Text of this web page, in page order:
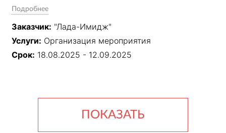
тест-драйвы LADA, автослалом и дрифт-шоу с
день гала-ужином с интерактивами,
выступлением кавер-группы и видеомэппингом.
Проект усилил вовлечённость команды и
Подробнее
Заказчик: "Лада-Имидж"
Услуги: Организация мероприятия
Срок: 18.08.2025 - 12.09.2025
ПОКАЗАТЬ